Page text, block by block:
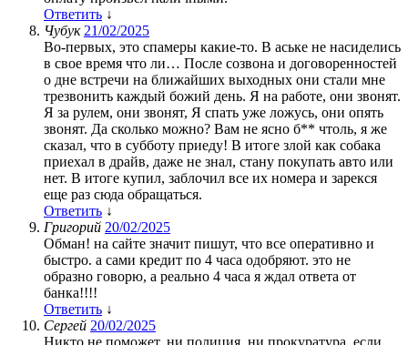
Ответить ↓
Чубук 21/02/2025
Во-первых, это спамеры какие-то. В аське не насиделись
в свое время что ли… После созвона и договоренностей
о дне встречи на ближайших выходных они стали мне
трезвонить каждый божий день. Я на работе, они звонят.
Я за рулем, они звонят, Я спать уже ложусь, они опять
звонят. Да сколько можно? Вам не ясно б** чтоль, я же
сказал, что в субботу приеду! В итоге злой как собака
приехал в драйв, даже не знал, стану покупать авто или
нет. В итоге купил, заблочил все их номера и зарекся
еще раз сюда обращаться.
Ответить ↓
Григорий 20/02/2025
Обман! на сайте значит пишут, что все оперативно и
быстро. а сами кредит по 4 часа одобряют. это не
образно говорю, а реально 4 часа я ждал ответа от
банка!!!!
Ответить ↓
Сергей 20/02/2025
Никто не поможет, ни полиция, ни прокуратура, если